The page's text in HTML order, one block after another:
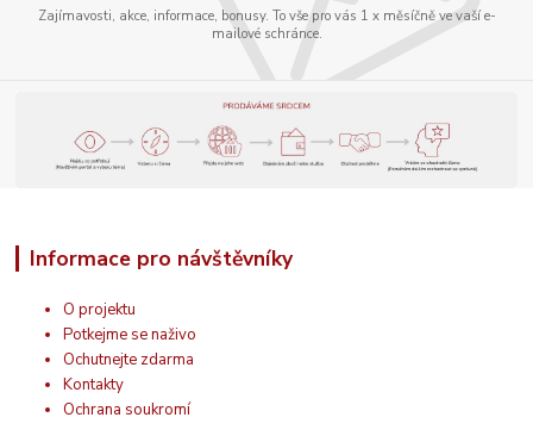
Zajímavosti, akce, informace, bonusy. To vše pro vás 1 x měsíčně ve vaší e-
mailové schránce.
Informace pro návštěvníky
O projektu
Potkejme se naživo
Ochutnejte zdarma
Kontakty
Ochrana soukromí